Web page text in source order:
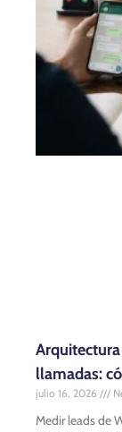
llamadas:
julio 16, 2026
Medir leads de